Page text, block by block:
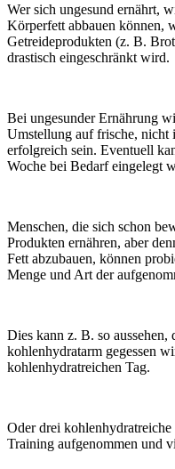
Wer sich ungesund ernährt,
Körperfett abbauen können,
Getreideprodukten (z. B.
drastisch eingeschränkt wird.
Bei ungesunder Ernährung
Umstellung auf frische, nicht
erfolgreich sein. Eventuell
Woche bei Bedarf eingelegt
Menschen, die sich schon
Produkten ernähren, aber
Fett abzubauen, können
Menge und Art der
Dies kann z. B. so aussehen,
kohlenhydratarm gegessen
kohlenhydratreichen Tag.
Oder drei
Training aufgenommen und